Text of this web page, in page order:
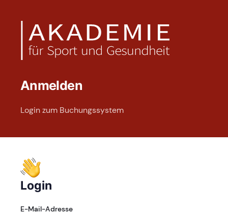
Anmelden
Login zum Buchungssystem
Login
E-Mail-Adresse